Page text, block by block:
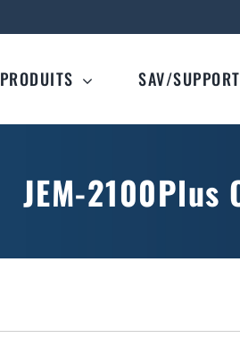
PRODUITS SAV/SUPPORT
JEM-2100Plus